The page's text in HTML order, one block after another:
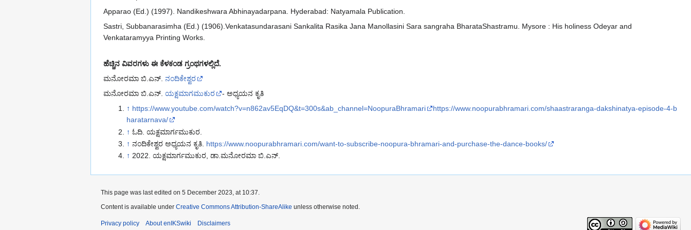
Apparao (Ed.) (1997). Nandikeshwara Abhinayadarpana. Hyderabad: Natyamala Publication.
Sastri, Subbanarasimha (Ed.) (1906).Venkatasundarasani Sankalita Rasika Jana Manollasini Sara sangraha BharataShastramu. Mysore : His holiness Odeyar and
Venkataramyya Printing Works.
ಹೆಚ್ಚಿನ ವಿವರಗಳು ಈ ಕೆಳಕಂಡ ಗ್ರಂಥಗಳಲ್ಲಿದೆ.
ಮನೋರಮಾ ಬಿ.ಎನ್. ನಂದಿಕೇಶ್ವರ
ಮನೋರಮಾ ಬಿ.ಎನ್. ಯಕ್ಷಮಾಗಮುಕುರ
- ಅಧ್ಯಯನ ಕೃತಿ
↑ https://www.youtube.com/watch?v=n862av5EqDQ&t=300s&ab_channel=NoopuraBhramari
https://www.noopurabhramari.com/shaastraranga-dakshinatya-episode-4-b
haratarnava/
↑ ಓದಿ. ಯಕ್ಷಮಾರ್ಗಮುಕುರ.
↑ ನಂದಿಕೇಶ್ವರ ಅಧ್ಯಯನ ಕೃತಿ. https://www.noopurabhramari.com/want-to-subscribe-noopura-bhramari-and-purchase-the-dance-books/
↑ 2022. ಯಕ್ಷಮಾರ್ಗಮುಕುರ, ಡಾ.ಮನೋರಮಾ ಬಿ.ಎನ್.
This page was last edited on 5 December 2023, at 10:37.
Content is available under Creative Commons Attribution-ShareAlike unless otherwise noted.
Privacy policy About enIKSwiki Disclaimers